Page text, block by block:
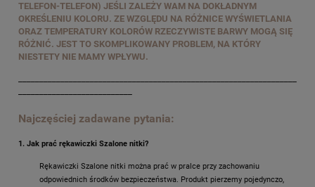
TELEFON-TELEFON) JEŚLI ZALEŻY WAM NA DOKŁADNYM
OKREŚLENIU KOLORU. ZE WZGLĘDU NA RÓŻNICE WYŚWIETLANIA
ORAZ TEMPERATURY KOLORÓW RZECZYWISTE BARWY MOGĄ SIĘ
RÓŻNIĆ. JEST TO SKOMPLIKOWANY PROBLEM, NA KTÓRY
NIESTETY NIE MAMY WPŁYWU.
Najczęściej zadawane pytania:
1. Jak prać rękawiczki Szalone nitki?
Rękawiczki Szalone nitki można prać w pralce przy zachowaniu
odpowiednich środków bezpieczeństwa. Produkt pierzemy pojedynczo,